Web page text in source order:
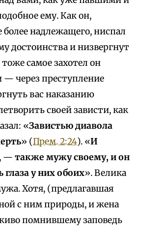
ему. Как он,
более надлежащего, ниспал
достоинства и низвергнут
самое захотел он
— через преступление
вас наказанию
своей зависти, как
«Завистью диавола
» (Прем. 2:24). «И
— также мужу своему, и он
у них обоих». Велика
Хотя, (предлагавшая
с ним природы, и жена
помнившему заповедь